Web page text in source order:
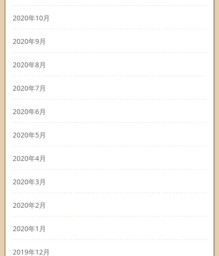
2020年10月
2020年9月
2020年8月
2020年7月
2020年6月
2020年5月
2020年4月
2020年3月
2020年2月
2020年1月
2019年12月